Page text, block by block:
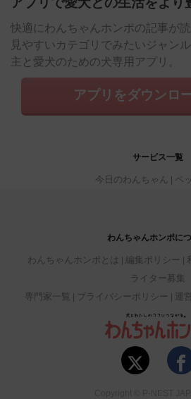
快適にわんちゃんホンポの記事が読
見やすいカテゴリでみたいジャン
主と愛犬のための犬専用アプリ。
アプリをダウンロ
サービス一覧
今日のわんちゃん ペ
わんちゃんホンポに
わんちゃんホンポとは 編集ポリシー
ライター募集
専門家一覧
プライバシーポリシー 運